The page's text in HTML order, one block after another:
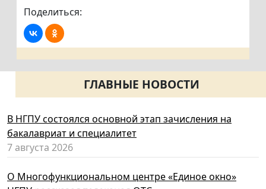
Поделиться:
ГЛАВНЫЕ НОВОСТИ
В НГПУ состоялся основной этап зачисления на
бакалавриат и специалитет
7 августа 2026
О Многофункциональном центре «Единое окно»